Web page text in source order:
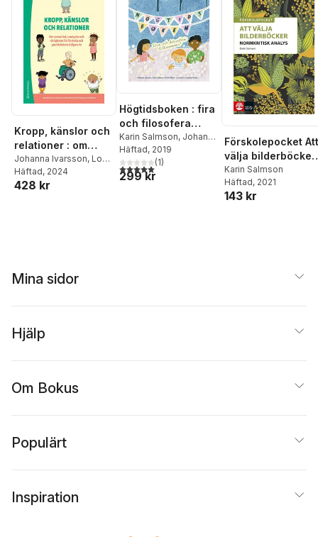
Kropp, känslor och
relationer : om
sexualitet,
samtycke och
rättigheter för
Johanna Ivarsson, Loui
Larsson ,Sofie
Olovsson
Häftad, 2024
428 kr
Högtidsboken : fira
och filosofera
tillsammans!
Karin Salmson, Johanna
Ivarsson,Emil Åkerö
Häftad, 2019
5,0utav 5 stjärnor. Totalt antal röster:
(1)
299 kr
Förskolepocket Att
välja bilderböcker
Normkritisk analys
Karin Salmson
Häftad, 2021
143 kr
Mina sidor
Hjälp
Om Bokus
Populärt
Inspiration